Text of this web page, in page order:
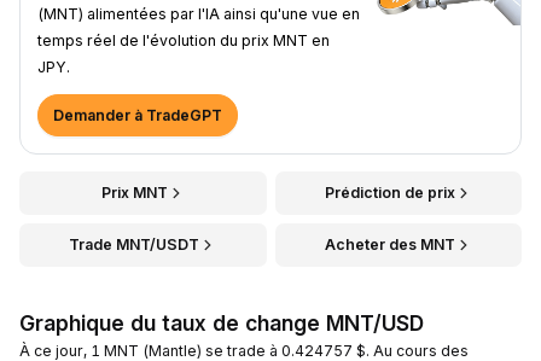
(MNT) alimentées par l'IA ainsi qu'une vue en
temps réel de l'évolution du prix MNT en
JPY.
Demander à TradeGPT
Prix MNT Prédiction de prix
Trade MNT/USDT Acheter des MNT
Graphique du taux de change MNT/USD
À ce jour, 1 MNT (Mantle) se trade à 0.424757 $. Au cours des